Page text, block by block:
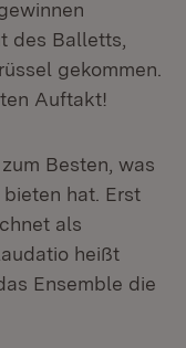
des Balletts,
gekommen.
Auftakt!
Besten, was
hat. Erst
als
heißt
Ensemble die